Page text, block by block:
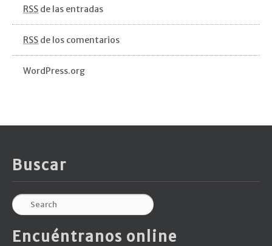
RSS de las entradas
RSS de los comentarios
WordPress.org
Buscar
Encuéntranos online